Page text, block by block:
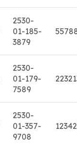
2530-
01-185-
3879
2530-
01-179-
7589
2530-
01-357-
9708